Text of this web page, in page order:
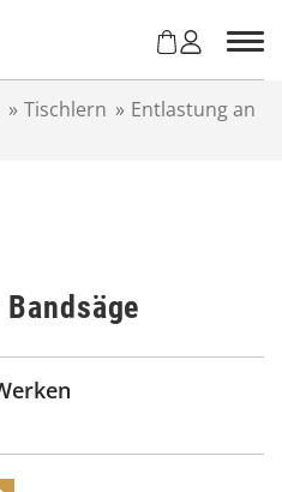
» Tischlern » Entlastung an